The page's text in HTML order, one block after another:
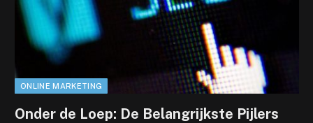
ONLINE MARKETING
Onder de Loep: De Belangrijkste Pijlers